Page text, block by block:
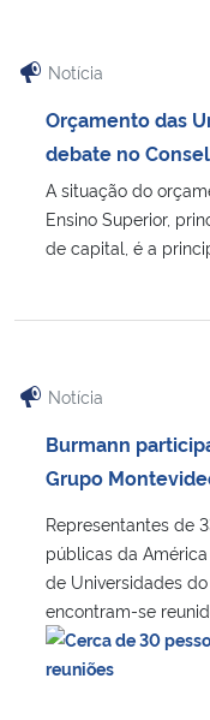
Notícia
Orçamento das
debate no
A situação do
Ensino Superior,
de capital, é a
Notícia
Burmann
Grupo
Representantes de
públicas da
de Universidades do
encontram-se